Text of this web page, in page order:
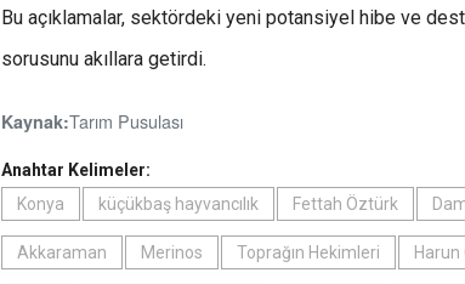
Bu açıklamalar, sektördeki yeni potansiyel hibe ve
sorusunu akıllara getirdi.
Kaynak:Tarım Pusulası
Anahtar Kelimeler:
Konya
küçükbaş hayvancılık Fettah Öztürk
Akkaraman Merinos Toprağın Hekimleri Harun